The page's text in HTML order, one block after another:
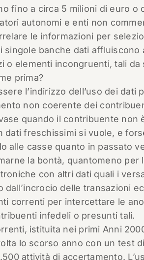
fino a circa 5 milioni di euro o
autonomi e enti non
le informazioni per
banche dati affluiscono
o elementi incongruenti, tali
prima?
l’indirizzo dell’uso dei dati
non coerente dei
quando il contribuente non
dati freschissimi si vuole, e
alle casse quanto in passato
la bontà, quantomeno per
con altri dati quali i
delle transazioni
correnti per intercettare le
infedeli o presunti tali.
istituita nei primi Anni
lo scorso anno con un test
attività di accertamento.